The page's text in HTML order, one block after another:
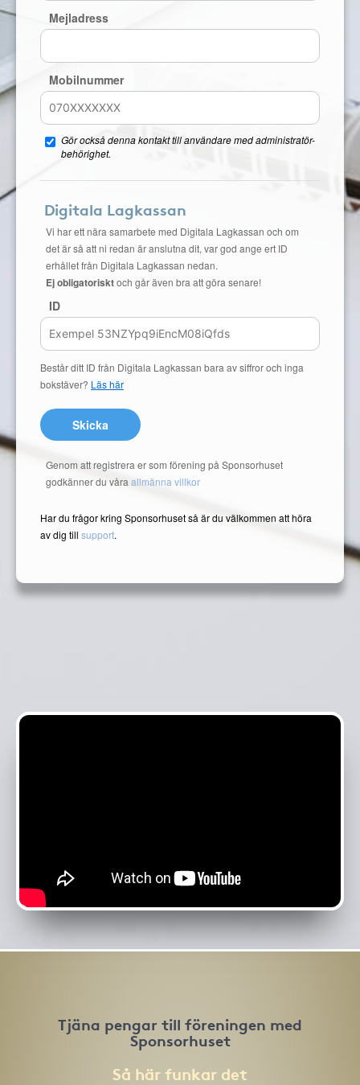
Mejladress
Mobilnummer
Gör också denna kontakt till användare med administratör-
behörighet.
Digitala Lagkassan
Vi har ett nära samarbete med Digitala Lagkassan och om
det är så att ni redan är anslutna dit, var god ange ert ID
erhållet från Digitala Lagkassan nedan.
Ej obligatorisktoch går även bra att göra senare!
ID
Består ditt ID från Digitala Lagkassan bara av siffror och inga
bokstäver? Läs här
Skicka
Genom att registrera er som förening på Sponsorhuset
godkänner du våra allmänna villkor
Har du frågor kring Sponsorhuset så är du välkommen att höra
av dig till support.
Tjäna pengar till föreningen med
Sponsorhuset
Så här funkar det